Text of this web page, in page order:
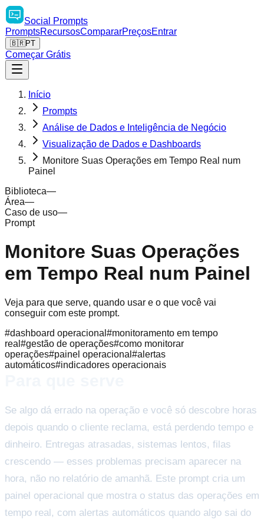
Social
Prompts
PromptsRecursosCompararPreçosEntrar
🇧🇷PT
Começar Grátis
Início
Prompts
Análise de Dados e Inteligência de Negócio
Visualização de Dados e Dashboards
Monitore Suas Operações em Tempo Real num
Painel
Biblioteca—
Área—
Caso de uso—
Prompt
Monitore Suas Operações
em Tempo Real num Painel
Veja para que serve, quando usar e o que você vai
conseguir com este prompt.
#dashboard operacional #monitoramento em tempo
real #gestão de operações#como monitorar
operações#painel operacional #alertas
automáticos#indicadores operacionais
Se algo dá errado na operação e você só descobre horas
depois quando o cliente reclama, está perdendo tempo e
dinheiro. Entregas atrasadas, sistemas lentos, filas
crescendo — esses problemas precisam aparecer na
hora, não no relatório de amanhã. Este prompt cria um
painel operacional que mostra o status das operações em
tempo real, com alertas automáticos quando algo sai do